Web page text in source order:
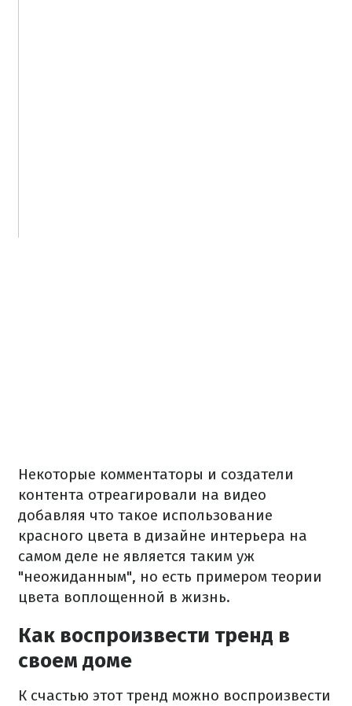
Некоторые комментаторы и создатели
контента отреагировали на видео
добавляя что такое использование
красного цвета в дизайне интерьера на
самом деле не является таким уж
"неожиданным", но есть примером теории
цвета воплощенной в жизнь.
Как воспроизвести тренд в
своем доме
К счастью этот тренд можно воспроизвести